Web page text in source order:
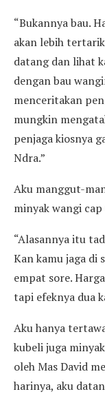
“Bukannya bau.
akan lebih
datang dan lihat
dengan bau
menceritakan
mungkin
penjaga kiosnya
Ndra.”
Aku manggut-
minyak wangi
“Alasannya itu
Kan kamu jaga di
empat sore.
tapi efeknya dua
Aku hanya
kubeli juga
oleh Mas David
harinya, aku